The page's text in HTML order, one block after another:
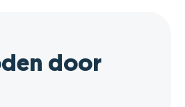
door